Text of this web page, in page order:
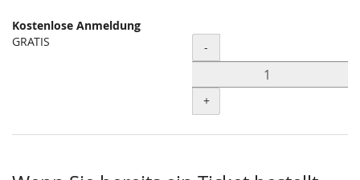
Kostenlose Anmeldung
GRATIS
Menge
-
+